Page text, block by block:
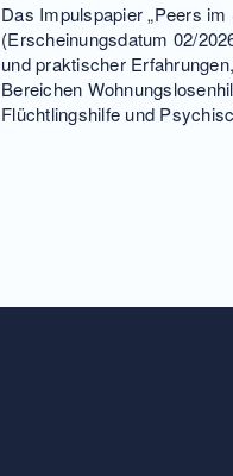
Das Impulspapier „Peers
(Erscheinungsdatum 02/
und praktischer
Bereichen
Flüchtlingshilfe und